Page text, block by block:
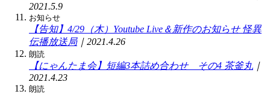
2021.5.9
お知らせ
【告知】4/29（木）Youtube Live＆新作のお知らせ 怪異
伝播放送局｜2021.4.26
朗読
【にゃんたま会】短編3本詰め合わせ その4 茶釜丸 ｜
2021.4.23
朗読